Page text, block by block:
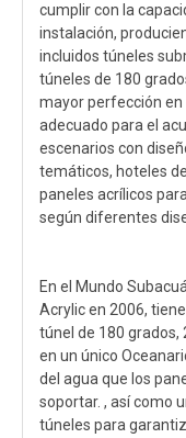
cumplir con la
instalación,
incluidos túneles
túneles de 180
mayor perfección en
adecuado para el
escenarios con
temáticos, hoteles
paneles acrílicos
según diferentes
En el Mundo
Acrylic en 2006,
túnel de 180 grados,
en un único
del agua que los
soportar. , así como
túneles para